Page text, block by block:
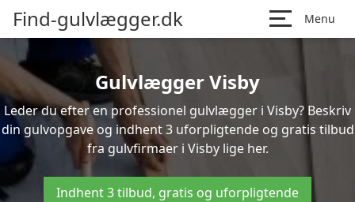
Find-gulvlægger.dk Menu
Gulvlægger Visby
Leder du efter en professionel gulvlægger i Visby? Beskriv
din gulvopgave og indhent 3 uforpligtende og gratis tilbud
fra gulvfirmaer i Visby lige her.
Indhent 3 tilbud, gratis og uforpligtende